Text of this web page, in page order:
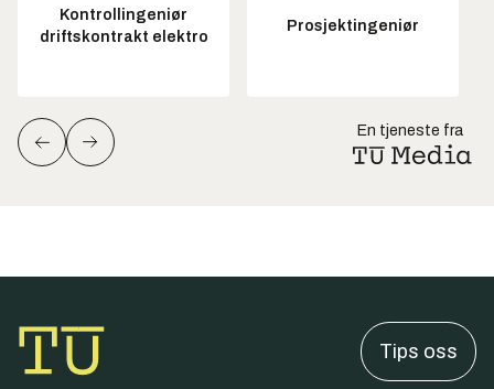
Kontrollingeniør
driftskontrakt elektro
Prosjektingeniør
En tjeneste fra
Tips oss